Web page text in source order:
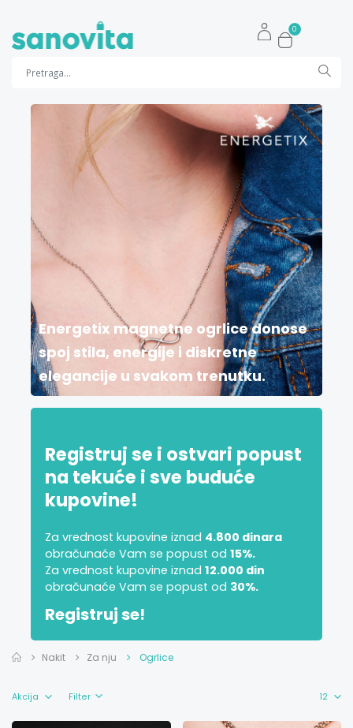
0
Energetix magnetne ogrlice donose
spoj stila, energije i diskretne
elegancije u svakom trenutku.
Registruj se i ostvari popust
na tekuće i sve buduće
kupovine!
Za vrednost kupovine iznad 4.800 dinara
obračunaće Vam se popust od 15%.
Za vrednost kupovine iznad 12.000 din
obračunaće Vam se popust od 30%.
Registruj se!
Nakit Za nju Ogrlice
Filter